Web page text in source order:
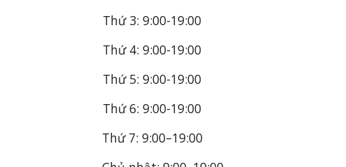
Thứ 3:9:00-19:00
Thứ 4:9:00-19:00
Thứ 5:9:00-19:00
Thứ 6:9:00-19:00
Thứ 7: 9:00–19:00